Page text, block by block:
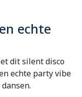
echte
dit silent disco
echte party vibe